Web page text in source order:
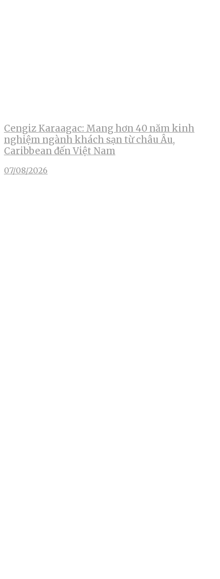
Cengiz Karaagac: Mang hơn 40 năm kinh
nghiệm ngành khách sạn từ châu Âu,
Caribbean đến Việt Nam
07/08/2026